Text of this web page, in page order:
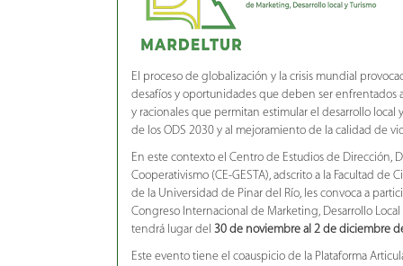
El proceso de globalización y la crisis mundial
desafíos y oportunidades que deben ser enfrentados
y racionales que permitan estimular el desarrollo local
de los ODS 2030 y al mejoramiento de la calidad de
En este contexto el Centro de Estudios de Dirección,
Cooperativismo (CE-GESTA), adscrito a la Facultad de
de la Universidad de Pinar del Río, les convoca a
Congreso Internacional de Marketing, Desarrollo Local
tendrá lugar del 30 de noviembre al 2 de diciembre
Este evento tiene el coauspicio de la Plataforma